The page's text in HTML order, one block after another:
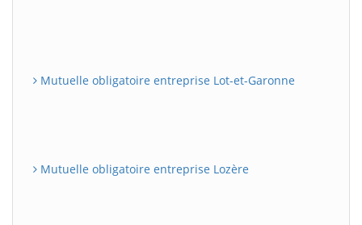
Mutuelle obligatoire entreprise Lot-et-Garonne
Mutuelle obligatoire entreprise Lozère